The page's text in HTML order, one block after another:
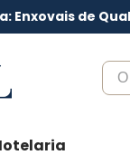
Enxovais de
O